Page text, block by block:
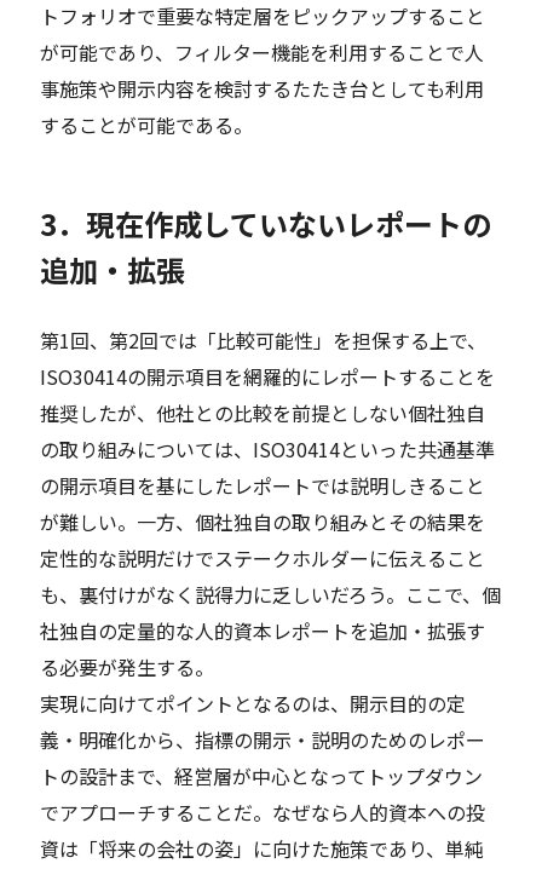
トフォリオで重要な特定層をピックアップすること
が可能であり、フィルター機能を利用することで人
事施策や開示内容を検討するたたき台としても利用
することが可能である。
3．現在作成していないレポートの
追加・拡張
第1回、第2回では「比較可能性」を担保する上で、
ISO30414の開示項目を網羅的にレポートすることを
推奨したが、他社との比較を前提としない個社独自
の取り組みについては、ISO30414といった共通基準
の開示項目を基にしたレポートでは説明しきること
が難しい。一方、個社独自の取り組みとその結果を
定性的な説明だけでステークホルダーに伝えること
も、裏付けがなく説得力に乏しいだろう。ここで、個
社独自の定量的な人的資本レポートを追加・拡張す
る必要が発生する。
実現に向けてポイントとなるのは、開示目的の定
義・明確化から、指標の開示・説明のためのレポー
トの設計まで、経営層が中心となってトップダウン
でアプローチすることだ。なぜなら人的資本への投
資は「将来の会社の姿」に向けた施策であり、単純